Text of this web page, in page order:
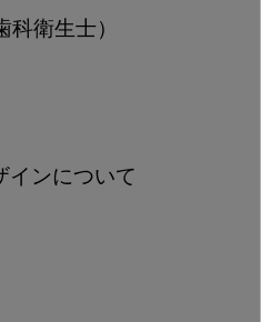
科衛生士）
インについて